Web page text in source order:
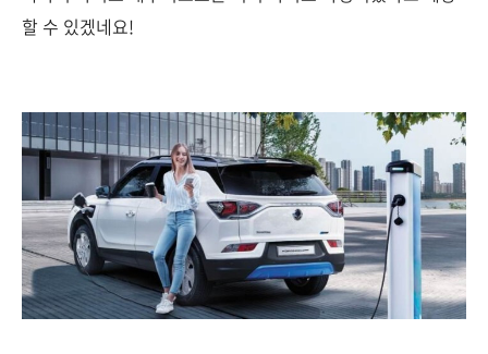
할 수 있겠네요!